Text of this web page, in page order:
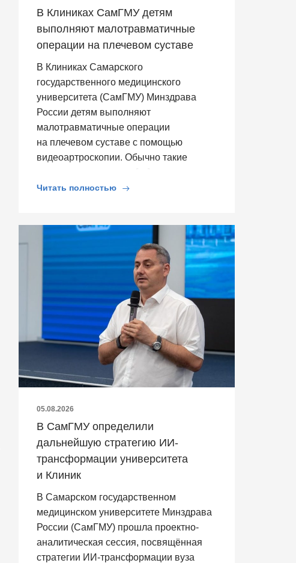
В Клиниках СамГМУ детям
выполняют малотравматичные
операции на плечевом суставе
В Клиниках Самарского
государственного медицинского
университета (СамГМУ) Минздрава
России детям выполняют
малотравматичные операции
на плечевом суставе с помощью
видеоартроскопии. Обычно такие
Читать полностью
05.08.2026
В СамГМУ определили
дальнейшую стратегию ИИ-
трансформации университета
и Клиник
В Самарском государственном
медицинском университете Минздрава
России (СамГМУ) прошла проектно-
аналитическая сессия, посвящённая
стратегии ИИ-трансформации вуза